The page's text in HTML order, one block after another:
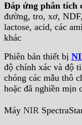
Đáp ứng phân tích
đường, tro, xơ,
lactose, acid, các
khác
Phiên bản thiết bị
độ chính xác và độ
chóng các mẫu thô
hoặc đã nghiền mịn
Máy NIR